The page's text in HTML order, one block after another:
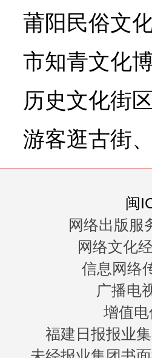
莆阳民俗文
市知青文化
历史文化街
游客逛古街
闽
网络出版服
网络文化
信息网络
广播电
增值
福建日报报业